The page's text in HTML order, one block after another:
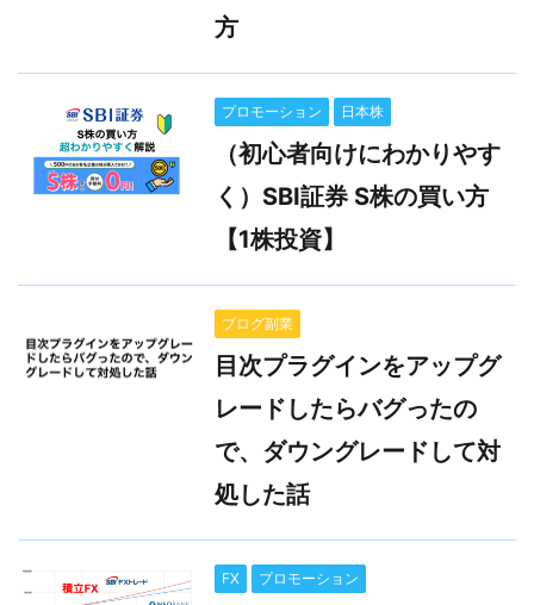
方
プロモーション 日本株
（初心者向けにわかりやす
く）SBI証券 S株の買い方
【1株投資】
ブログ副業
目次プラグインをアップグ
レードしたらバグったの
で、ダウングレードして対
処した話
FX プロモーション